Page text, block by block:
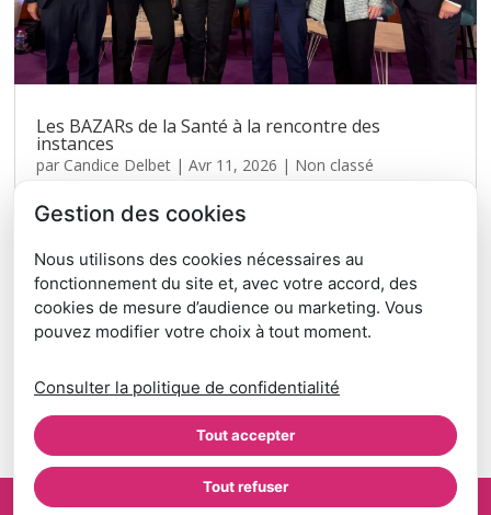
Les BAZARs de la Santé à la rencontre des
instances
par Candice Delbet |Avr 11, 2026 | Non classé
ARS, HAS, DGOS, Ministère de la Santé, Région AuRA…!
Ces dernières semaines, j’ai eu la chance de multiplier les
échanges avec des acteurs institutionnels engagés… et
une chose est claire : ma place est là....
« Entrées précédentes
Gestion des cookies
Nous utilisons des cookies nécessaires au
fonctionnement du site et, avec votre accord, des
cookies de mesure d’audience ou marketing. Vous
pouvez modifier votre choix à tout moment.
Consulter la politique de confidentialité
Tout accepter
Tout refuser